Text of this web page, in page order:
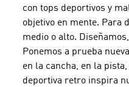
con tops deportivos y
objetivo en mente. Para
medio o alto.
Ponemos a prueba
en la cancha, en la
deportiva retro inspira